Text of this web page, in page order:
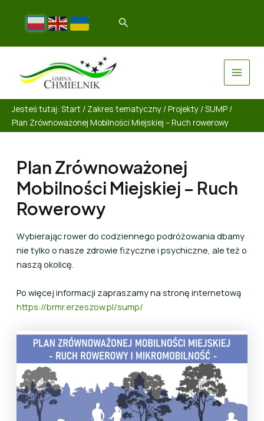
Jesteś tutaj: Start / Zakres tematyczny /Projekty /SUMP /
Plan Zrównoważonej Mobilności Miejskiej – Ruch rowerowy
Plan Zrównoważonej
Mobilności Miejskiej – Ruch
Rowerowy
Wybierając rower do codziennego podróżowania dbamy
nie tylko o nasze zdrowie fizyczne i psychiczne, ale też o
naszą okolicę.
Po więcej informacji zapraszamy na stronę internetową
https://brmr.erzeszow.pl/sump/